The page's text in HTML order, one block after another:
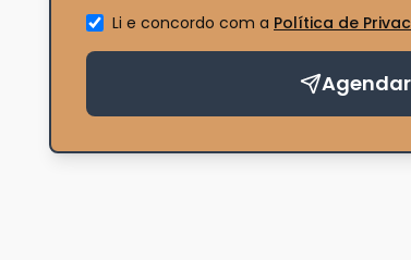
Li e concordo com a Política de